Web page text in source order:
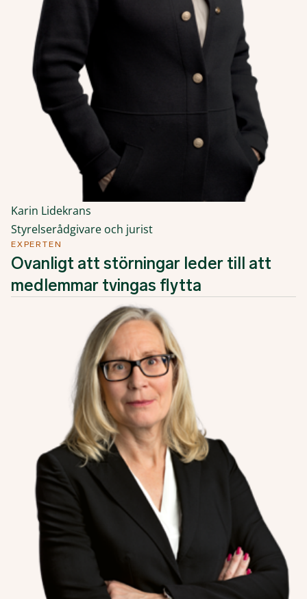
Karin Lidekrans
Styrelserådgivare och jurist
EXPERTEN
Ovanligt att störningar leder till att
medlemmar tvingas flytta